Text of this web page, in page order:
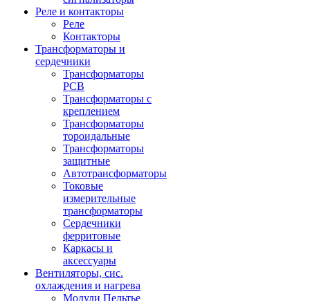
Реле и контакторы
Реле
Контакторы
Трансформаторы и
сердечники
Трансформаторы
PCB
Трансформаторы с
креплением
Трансформаторы
тороидальные
Трансформаторы
защитные
Автотрансформаторы
Токовые
измерительные
трансформаторы
Сердечники
ферритовые
Каркасы и
аксессуары
Вентиляторы, сис.
охлаждения и нагрева
Модули Пельтье